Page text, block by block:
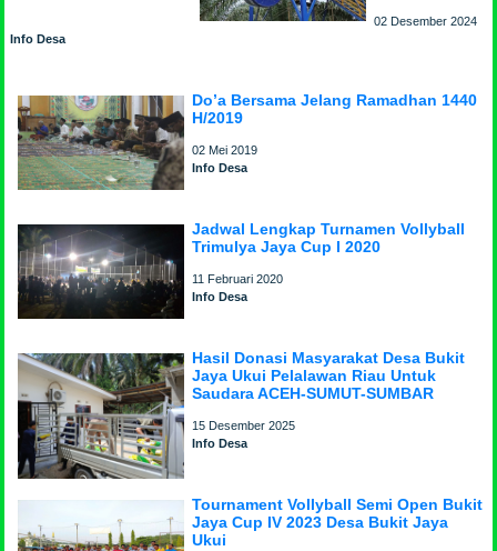
02 Desember 2024
Info Desa
Do’a Bersama Jelang Ramadhan 1440
H/2019
02 Mei 2019
Info Desa
Jadwal Lengkap Turnamen Vollyball
Trimulya Jaya Cup I 2020
11 Februari 2020
Info Desa
Hasil Donasi Masyarakat Desa Bukit
Jaya Ukui Pelalawan Riau Untuk
Saudara ACEH-SUMUT-SUMBAR
15 Desember 2025
Info Desa
Tournament Vollyball Semi Open Bukit
Jaya Cup IV 2023 Desa Bukit Jaya
Ukui